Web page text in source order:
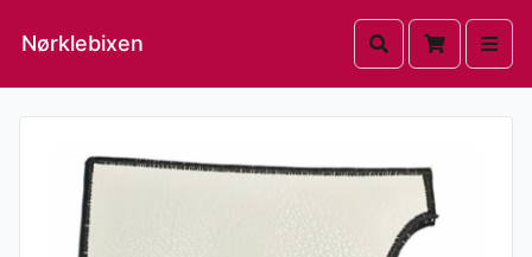
Nørklebixen